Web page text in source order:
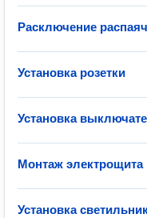
Расключение
Установка розетки
Установка
Монтаж электрощита
Установка